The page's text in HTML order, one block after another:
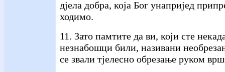
дјела добра, која Бог унапријед
ходимо.
11. Зато памтите да ви, који сте
незнабошци били, називани
се звали тјелесно обрезање руком